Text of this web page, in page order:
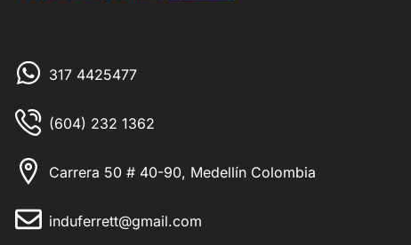
317 4425477
(604) 232 1362
Carrera 50 # 40-90, Medellín Colombia
induferrett@gmail.com